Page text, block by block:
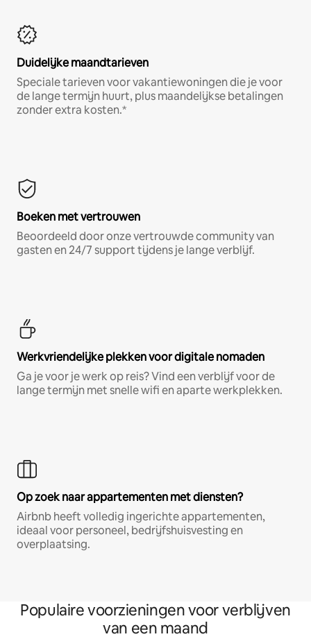
Duidelijke maandtarieven
Speciale tarieven voor vakantiewoningen die je voor
de lange termijn huurt, plus maandelijkse betalingen
zonder extra kosten.*
Boeken met vertrouwen
Beoordeeld door onze vertrouwde community van
gasten en 24/7 support tijdens je lange verblijf.
Werkvriendelijke plekken voor digitale nomaden
Ga je voor je werk op reis? Vind een verblijf voor de
lange termijn met snelle wifi en aparte werkplekken.
Op zoek naar appartementen met diensten?
Airbnb heeft volledig ingerichte appartementen,
ideaal voor personeel, bedrijfshuisvesting en
overplaatsing.
Populaire voorzieningen voor verblijven
van een maand